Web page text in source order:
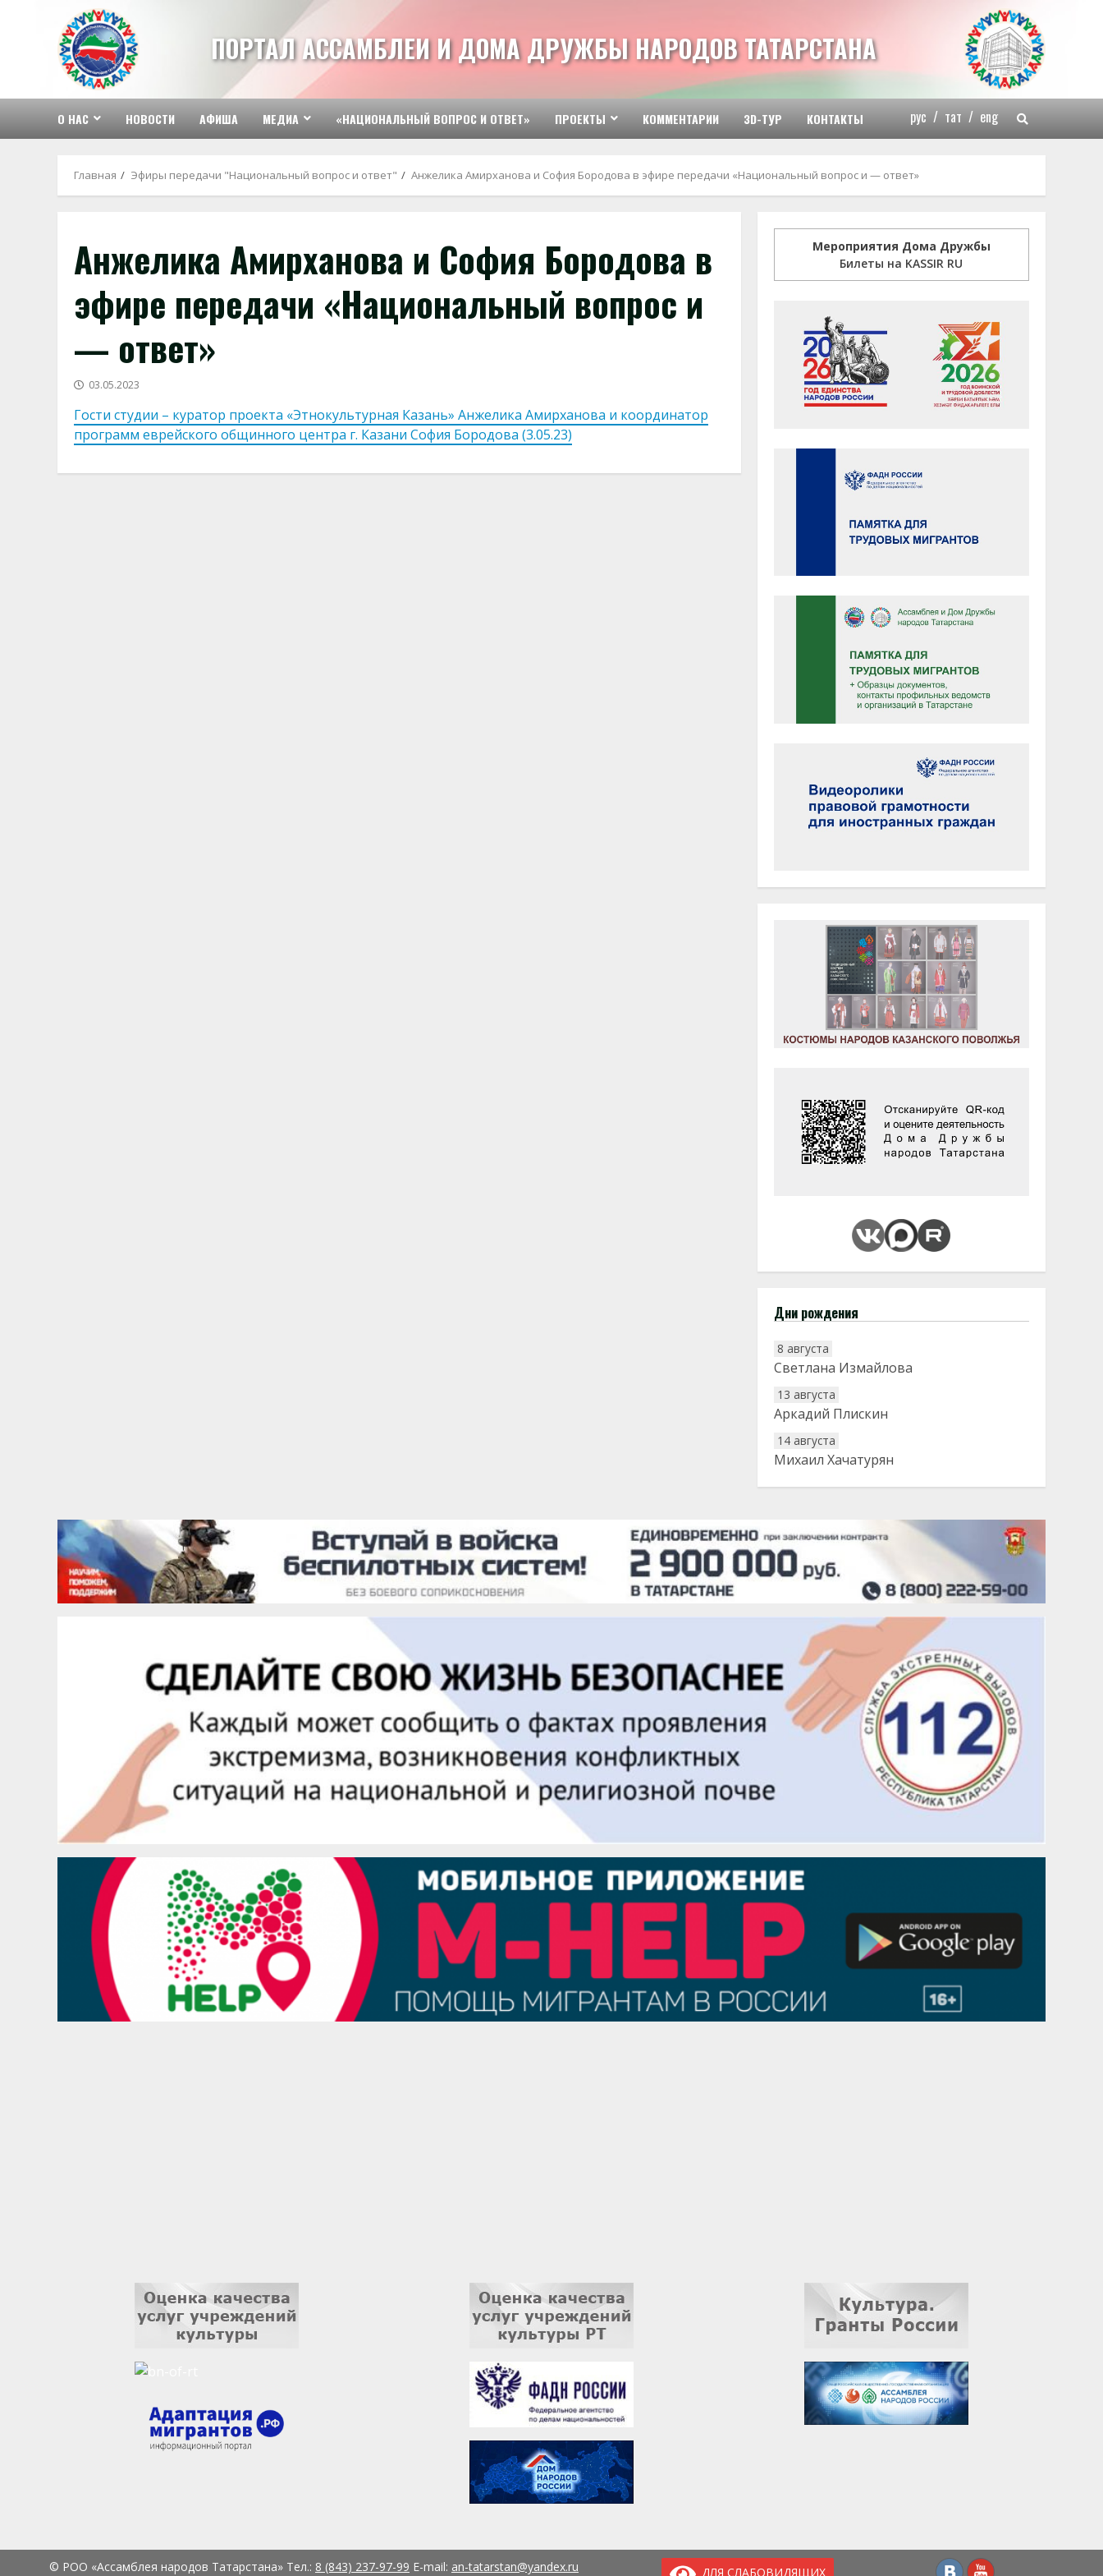
содержимому
ПОРТАЛ АССАМБЛЕИ И ДОМА ДРУЖБЫ НАРОДОВ ТАТАРСТАНА
О НАС НОВОСТИ АФИША МЕДИА «НАЦИОНАЛЬНЫЙ ВОПРОС И ОТВЕТ» ПРОЕКТЫ КОММЕНТАРИИ 3D-ТУР КОНТАКТЫ рус / тат / eng
Главная Эфиры передачи "Национальный вопрос и ответ" Анжелика Амирханова и София Бородова в эфире передачи «Национальный вопрос и — ответ»
Анжелика Амирханова и София Бородова в
эфире передачи «Национальный вопрос и
— ответ»
03.05.2023
Гости студии – куратор проекта «Этнокультурная Казань» Анжелика Амирханова и координатор
программ еврейского общинного центра г. Казани София Бородова (3.05.23)
Мероприятия Дома Дружбы
Билеты на KASSIR RU
Дни рождения
8 августа
Светлана Измайлова
13 августа
Аркадий Плискин
14 августа
Михаил Хачатурян
20 августа
22 августа
Евгений Ефимов
25 августа
Сэсэгма Бубеева
28 августа
Чингиз Мустафаев
29 августа
Надежда Рослова
1 сентября
Гали Хасанов
Владислав Тома
ДЛЯ СЛАБОВИДЯЩИХ
© РОО «Ассамблея народов Татарстана» Тел.: 8 (843) 237-97-99 E-mail: an-tatarstan@yandex.ru